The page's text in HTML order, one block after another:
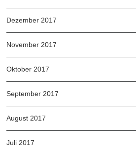
Dezember 2017
November 2017
Oktober 2017
September 2017
August 2017
Juli 2017